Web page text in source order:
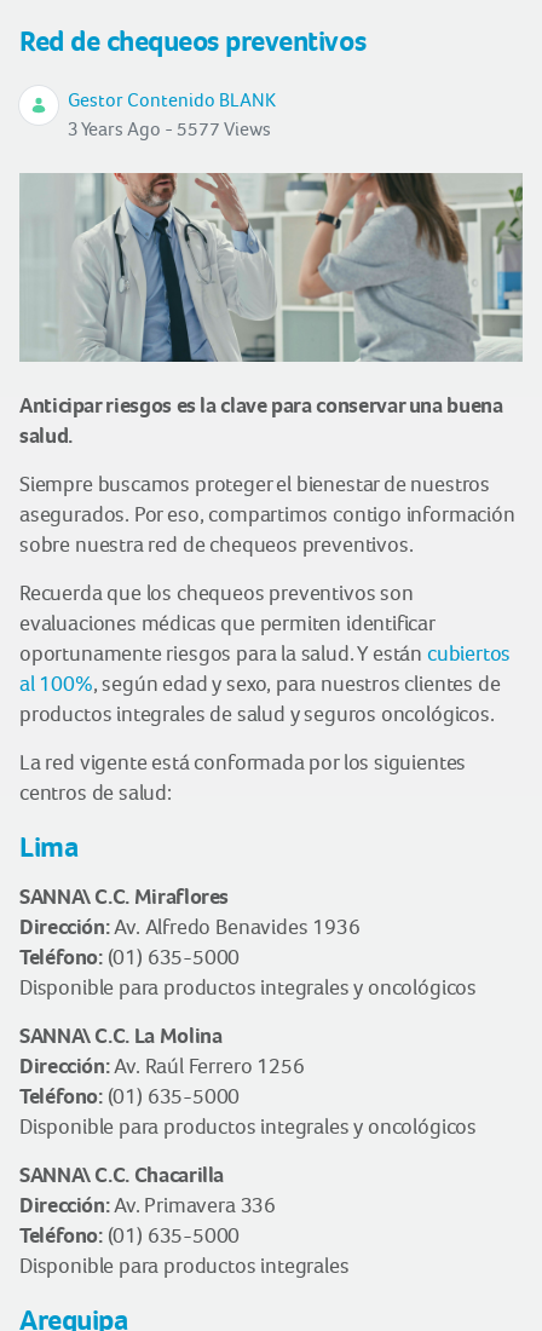
Red de chequeos preventivos
Gestor Contenido BLANK
3 Years Ago - 5577 Views
Anticipar riesgos es la clave para conservar una buena
salud.
Siempre buscamos proteger el bienestar de nuestros
asegurados. Por eso, compartimos contigo información
sobre nuestra red de chequeos preventivos.
Recuerda que los chequeos preventivos son
evaluaciones médicas que permiten identificar
oportunamente riesgos para la salud. Y están cubiertos
al 100%, según edad y sexo, para nuestros clientes de
productos integrales de salud y seguros oncológicos.
La red vigente está conformada por los siguientes
centros de salud:
Lima
SANNA\ C.C. Miraflores
Dirección:Av. Alfredo Benavides 1936
Teléfono:(01) 635-5000
Disponible para productos integrales y oncológicos
SANNA\ C.C. La Molina
Dirección:Av. Raúl Ferrero 1256
Teléfono:(01) 635-5000
Disponible para productos integrales y oncológicos
SANNA\ C.C. Chacarilla
Dirección:Av. Primavera 336
Teléfono:(01) 635-5000
Disponible para productos integrales
Arequipa